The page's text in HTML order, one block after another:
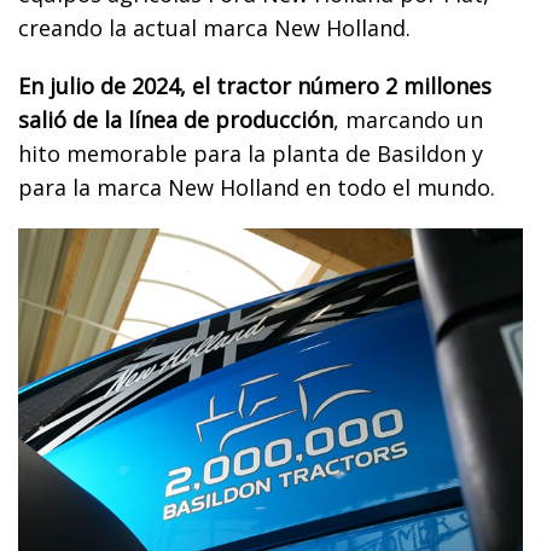
creando la actual marca New Holland.
En julio de 2024, el tractor número 2 millones
salió de la línea de producción, marcando un
hito memorable para la planta de Basildon y
para la marca New Holland en todo el mundo.